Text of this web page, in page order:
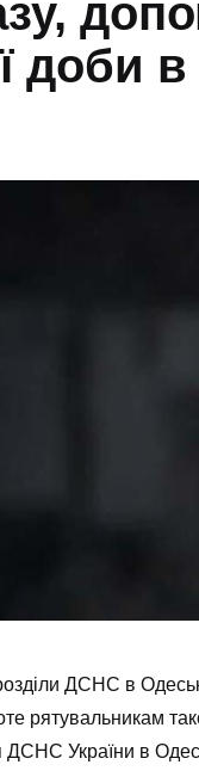
доби
ДСНС в
рятувальникам
ДСНС України в